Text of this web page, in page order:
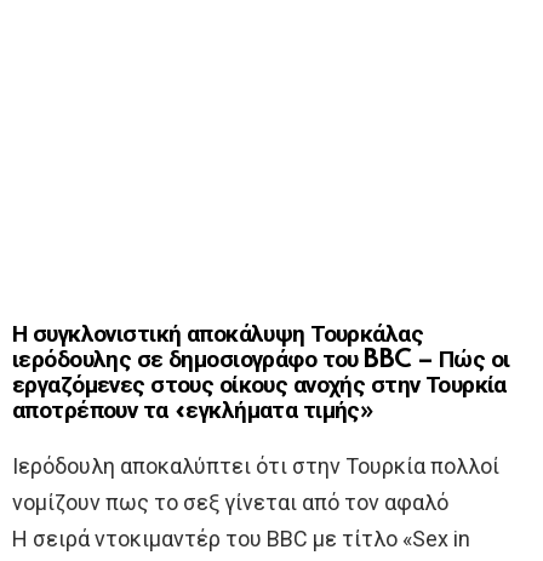
Η συγκλονιστική αποκάλυψη Τουρκάλας
ιερόδουλης σε δημοσιογράφο του BBC – Πώς οι
εργαζόμενες στους οίκους ανοχής στην Τουρκία
αποτρέπουν τα «εγκλήματα τιμής»
Ιερόδουλη αποκαλύπτει ότι στην Τουρκία πολλοί
νομίζουν πως το σεξ γίνεται από τον αφαλό
Η σειρά ντοκιμαντέρ του BBC με τίτλο «Sex in